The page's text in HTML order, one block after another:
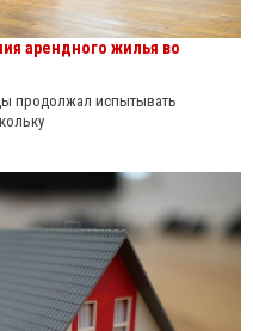
арендного жилья во
продолжал испытывать